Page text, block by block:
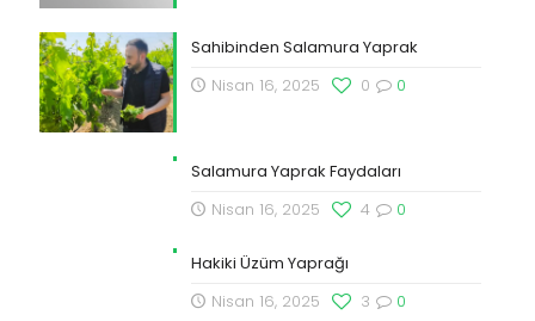
Sahibinden Salamura Yaprak
Nisan 16, 2025
0
0
Salamura Yaprak Faydaları
Nisan 16, 2025
0
4
Hakiki Üzüm Yaprağı
Nisan 16, 2025
0
3